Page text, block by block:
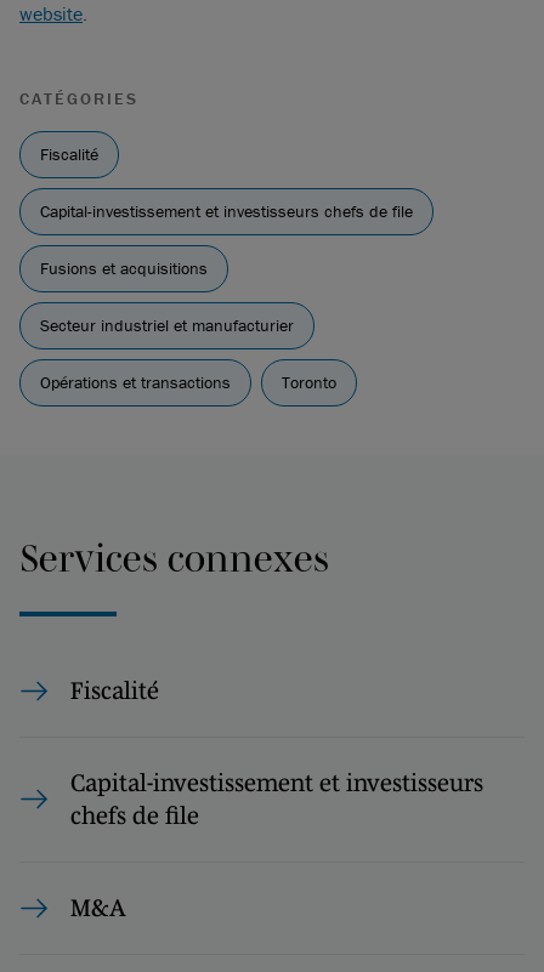
website.
CATÉGORIES
Fiscalité
Capital-investissement et investisseurs chefs de file
Fusions et acquisitions
Secteur industriel et manufacturier
Opérations et transactions Toronto
Services connexes
Fiscalité
Capital-investissement et investisseurs
chefs de file
M&A